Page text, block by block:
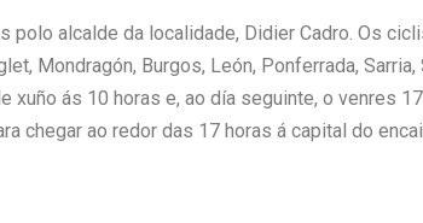
alcalde da localidade, Didier Cadro. Os
Mondragón, Burgos, León, Ponferrada,
ás 10 horas e, ao día seguinte, o venres
chegar ao redor das 17 horas á capital do